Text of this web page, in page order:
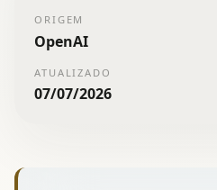
ORIGEM
OpenAI
ATUALIZADO
07/07/2026